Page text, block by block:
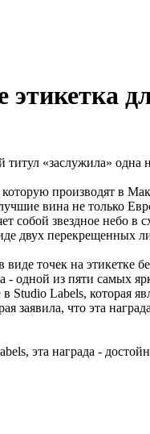
титул «заслужила»
которую производят в
лучшие вина не
собой звездное
двух перекрещенных
точек на этикетке
- одной из пяти самых
в Studio Labels, которая
заявила, что эта
эта награда -